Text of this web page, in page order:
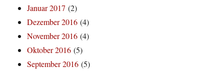
Januar 2017 (2)
Dezember 2016 (4)
November 2016 (4)
Oktober 2016 (5)
September 2016 (5)